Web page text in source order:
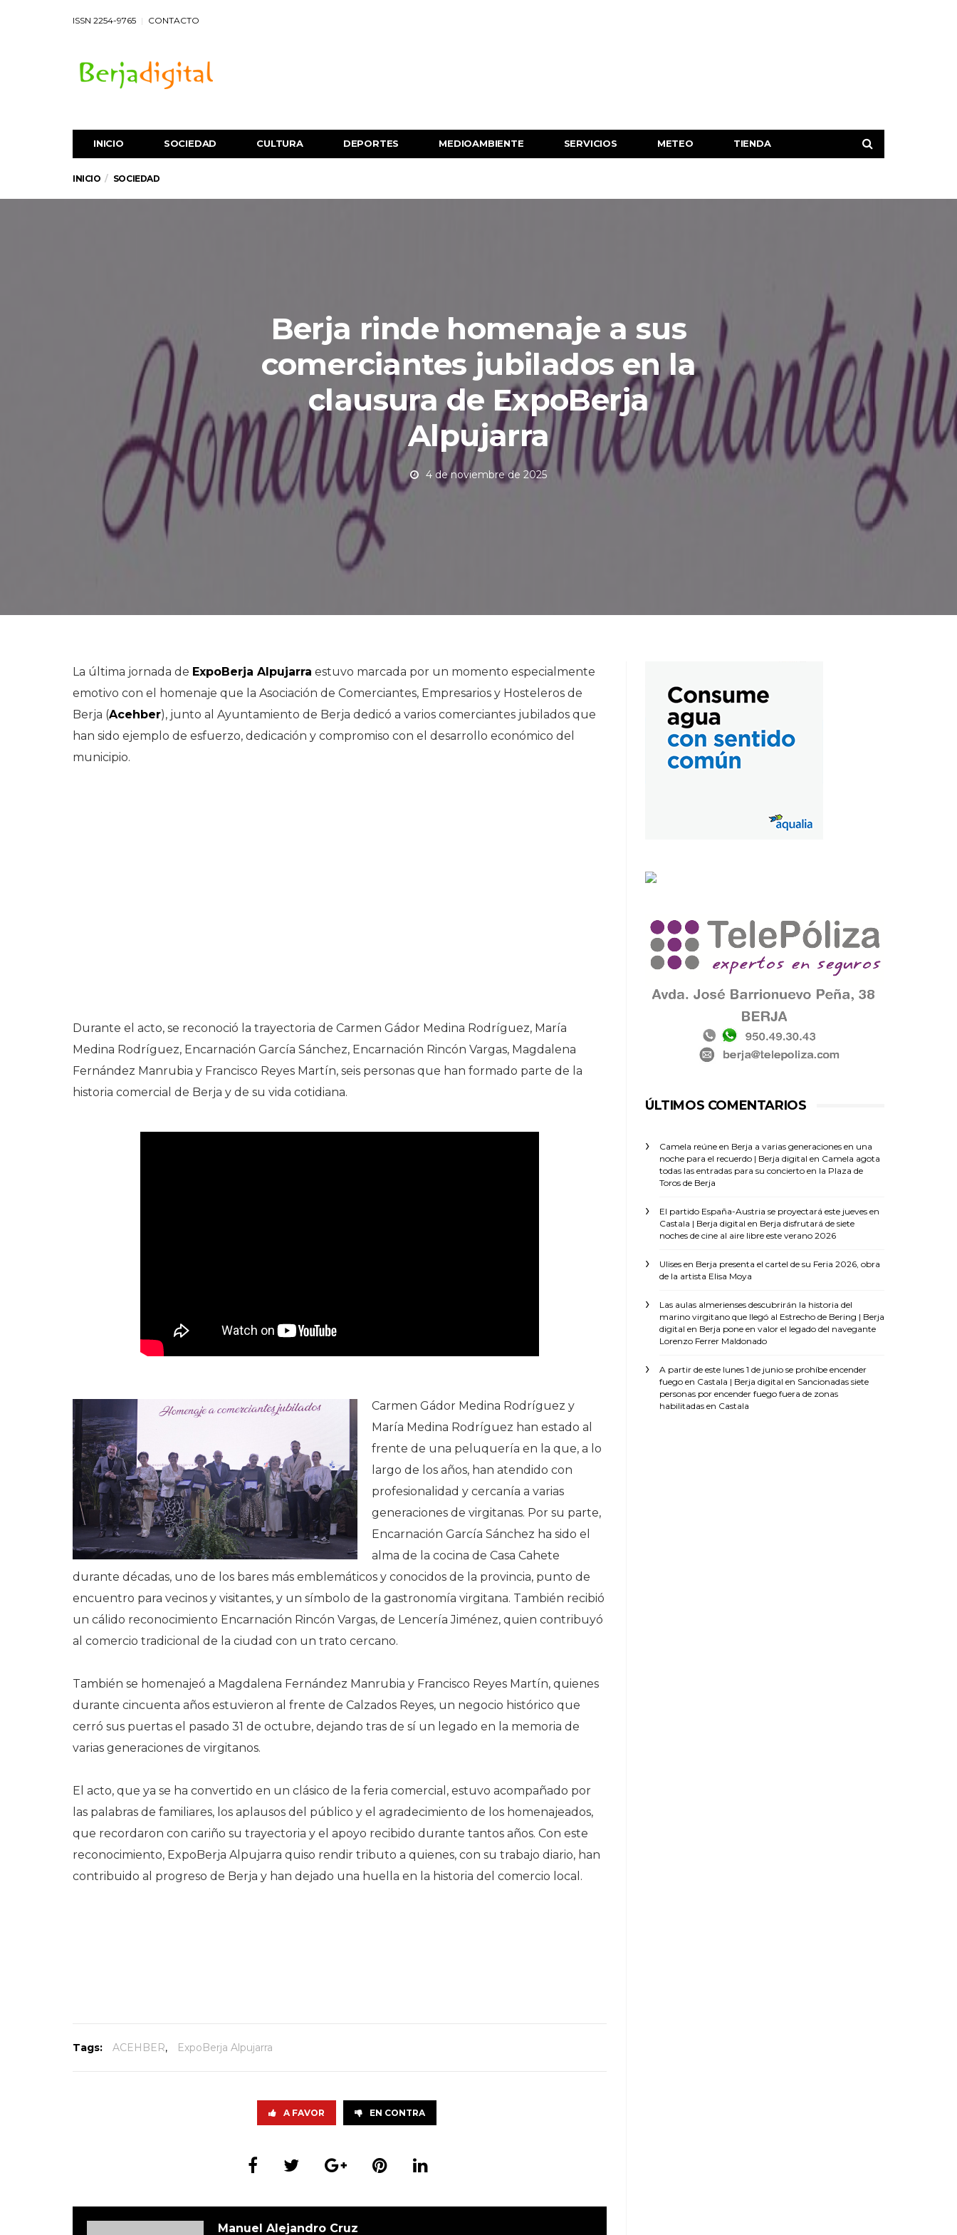
ISSN 2254-9765 CONTACTO
INICIO SOCIEDAD CULTURA DEPORTES MEDIOAMBIENTE SERVICIOS METEO TIENDA
INICIO SOCIEDAD
Berja rinde homenaje a sus
comerciantes jubilados en la
clausura de ExpoBerja
Alpujarra
4 de noviembre de 2025
La última jornada de ExpoBerja Alpujarra estuvo marcada por un momento especialmente
emotivo con el homenaje que la Asociación de Comerciantes, Empresarios y Hosteleros de
Berja (Acehber), junto al Ayuntamiento de Berja dedicó a varios comerciantes jubilados que
han sido ejemplo de esfuerzo, dedicación y compromiso con el desarrollo económico del
municipio.
Durante el acto, se reconoció la trayectoria de Carmen Gádor Medina Rodríguez, María
Medina Rodríguez, Encarnación García Sánchez, Encarnación Rincón Vargas, Magdalena
Fernández Manrubia y Francisco Reyes Martín, seis personas que han formado parte de la
historia comercial de Berja y de su vida cotidiana.
Carmen Gádor Medina Rodríguez y
María Medina Rodríguez han estado al
frente de una peluquería en la que, a lo
largo de los años, han atendido con
profesionalidad y cercanía a varias
generaciones de virgitanas. Por su parte,
Encarnación García Sánchez ha sido el
alma de la cocina de Casa Cahete
durante décadas, uno de los bares más emblemáticos y conocidos de la provincia, punto de
encuentro para vecinos y visitantes, y un símbolo de la gastronomía virgitana. También recibió
un cálido reconocimiento Encarnación Rincón Vargas, de Lencería Jiménez, quien contribuyó
al comercio tradicional de la ciudad con un trato cercano.
También se homenajeó a Magdalena Fernández Manrubia y Francisco Reyes Martín, quienes
durante cincuenta años estuvieron al frente de Calzados Reyes, un negocio histórico que
cerró sus puertas el pasado 31 de octubre, dejando tras de sí un legado en la memoria de
varias generaciones de virgitanos.
El acto, que ya se ha convertido en un clásico de la feria comercial, estuvo acompañado por
las palabras de familiares, los aplausos del público y el agradecimiento de los homenajeados,
que recordaron con cariño su trayectoria y el apoyo recibido durante tantos años. Con este
reconocimiento, ExpoBerja Alpujarra quiso rendir tributo a quienes, con su trabajo diario, han
contribuido al progreso de Berja y han dejado una huella en la historia del comercio local.
Tags: ACEHBER, ExpoBerja Alpujarra
A FAVOR EN CONTRA
Manuel Alejandro Cruz
ÚLTIMOS COMENTARIOS
Camela reúne en Berja a varias generaciones en una
noche para el recuerdo | Berja digital en Camela agota
todas las entradas para su concierto en la Plaza de
Toros de Berja
El partido España-Austria se proyectará este jueves en
Castala | Berja digital en Berja disfrutará de siete
noches de cine al aire libre este verano 2026
Ulises en Berja presenta el cartel de su Feria 2026, obra
de la artista Elisa Moya
Las aulas almerienses descubrirán la historia del
marino virgitano que llegó al Estrecho de Bering | Berja
digital en Berja pone en valor el legado del navegante
Lorenzo Ferrer Maldonado
A partir de este lunes 1 de junio se prohíbe encender
fuego en Castala | Berja digital en Sancionadas siete
personas por encender fuego fuera de zonas
habilitadas en Castala